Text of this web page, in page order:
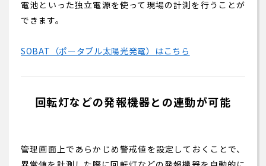
電池といった独立電源を使って現場の計測を行うことが
できます。
SOBAT（ポータブル太陽光発電）はこちら
回転灯などの発報機器との連動が可能
管理画面上であらかじめ警戒値を設定しておくことで、